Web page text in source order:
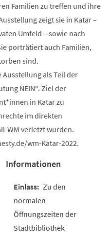
Familien zu treffen und ihre
zeigt sie in Katar –
Umfeld – sowie nach
porträtiert auch Familien,
sind.
als Teil der
NEIN“. Ziel der
in Katar zu
im direkten
WM verletzt wurden.
wm-Katar-2022.
Informationen
Zu den
normalen
Öffnungszeiten der
Stadtbibliothek